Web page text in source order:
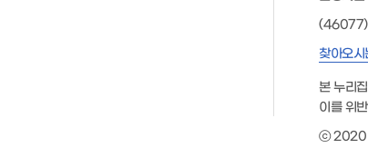
(46077)
찾아오시
본 누리
이를 위
ⓒ 2020